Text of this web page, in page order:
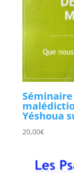
Yéshoua
20,00€